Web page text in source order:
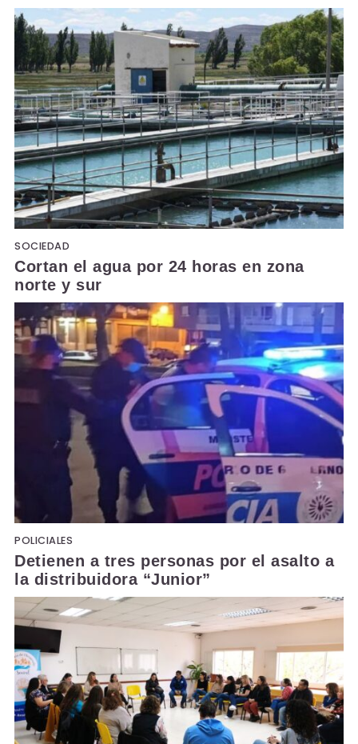
SOCIEDAD
Cortan el agua por 24 horas en zona
norte y sur
POLICIALES
Detienen a tres personas por el asalto a
la distribuidora “Junior”